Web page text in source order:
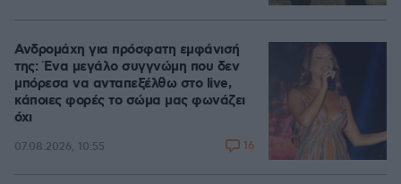
Ανδρομάχη για πρόσφατη εμφάνισή
της: Ένα μεγάλο συγγνώμη που δεν
μπόρεσα να ανταπεξέλθω στο live,
κάποιες φορές το σώμα μας φωνάζει
όχι
07.08.2026, 10:55 16